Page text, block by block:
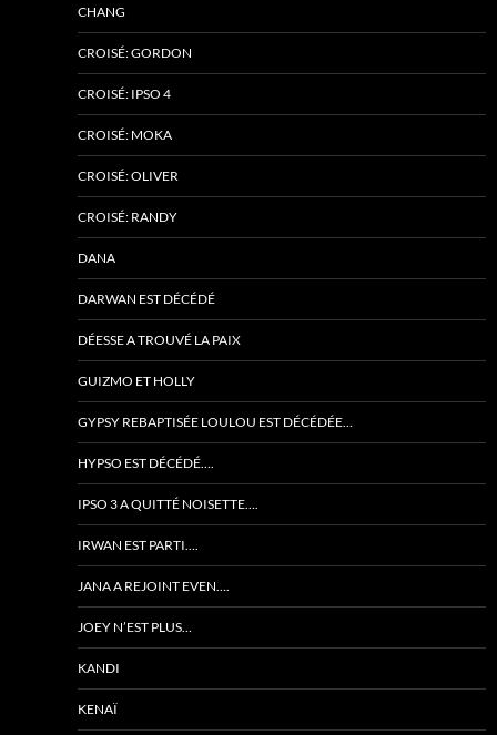
CHANG
CROISÉ: GORDON
CROISÉ: IPSO 4
CROISÉ: MOKA
CROISÉ: OLIVER
CROISÉ: RANDY
DANA
DARWAN EST DÉCÉDÉ
DÉESSE A TROUVÉ LA PAIX
GUIZMO ET HOLLY
GYPSY REBAPTISÉE LOULOU EST DÉCÉDÉE…
HYPSO EST DÉCÉDÉ….
IPSO 3 A QUITTÉ NOISETTE….
IRWAN EST PARTI….
JANA A REJOINT EVEN….
JOEY N’EST PLUS…
KANDI
KENAÏ